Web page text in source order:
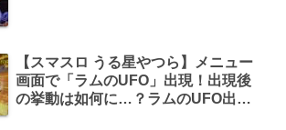
【スマスロ うる星やつら】メニュー
画面で「ラムのUFO」出現！出現後
の挙動は如何に…？ラムのUFO出現